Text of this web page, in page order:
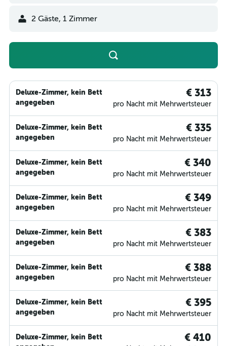
2 Gäste, 1 Zimmer
Deluxe-Zimmer, kein Bett
angegeben
€ 313
pro Nacht mit Mehrwertsteuer
Deluxe-Zimmer, kein Bett
angegeben
€ 335
pro Nacht mit Mehrwertsteuer
Deluxe-Zimmer, kein Bett
angegeben
€ 340
pro Nacht mit Mehrwertsteuer
Deluxe-Zimmer, kein Bett
angegeben
€ 349
pro Nacht mit Mehrwertsteuer
Deluxe-Zimmer, kein Bett
angegeben
€ 383
pro Nacht mit Mehrwertsteuer
Deluxe-Zimmer, kein Bett
angegeben
€ 388
pro Nacht mit Mehrwertsteuer
Deluxe-Zimmer, kein Bett
angegeben
€ 395
pro Nacht mit Mehrwertsteuer
Deluxe-Zimmer, kein Bett
€ 410